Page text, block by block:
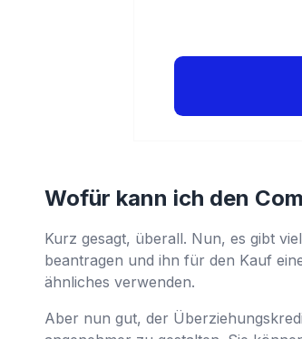
Wofür kann ich den
Kurz gesagt, überall. Nun, es gibt
beantragen und ihn für den Kauf
ähnliches verwenden.
Aber nun gut, der